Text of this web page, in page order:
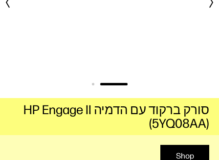
Shop
סורק ברקוד עם הדמיה HP Engage II
(5YQ08AA)